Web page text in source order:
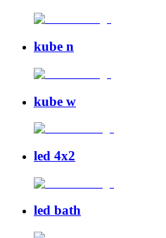
kube n
kube w
led 4x2
led bath